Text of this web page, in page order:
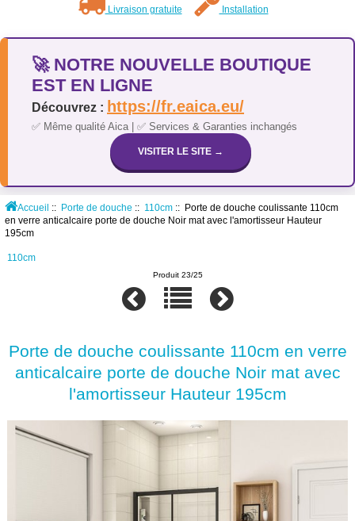
Livraison gratuite Installation
🚀 NOTRE NOUVELLE BOUTIQUE
EST EN LIGNE
Découvrez : https://fr.eaica.eu/
✅ Même qualité Aica | ✅ Services & Garanties inchangés
VISITER LE SITE →
Accueil :: Porte de douche :: 110cm:: Porte de douche coulissante 110cm
en verre anticalcaire porte de douche Noir mat avec l'amortisseur Hauteur
195cm
110cm
Produit 23/25
Porte de douche coulissante 110cm en verre
anticalcaire porte de douche Noir mat avec
l'amortisseur Hauteur 195cm